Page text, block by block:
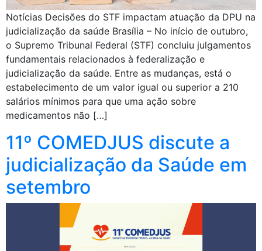
Notícias Decisões do STF impactam atuação da DPU na
judicialização da saúde Brasília – No início de outubro,
o Supremo Tribunal Federal (STF) concluiu julgamentos
fundamentais relacionados à federalização e
judicialização da saúde. Entre as mudanças, está o
estabelecimento de um valor igual ou superior a 210
salários mínimos para que uma ação sobre
medicamentos não […]
11º COMEDJUS discute a
judicialização da Saúde em
setembro